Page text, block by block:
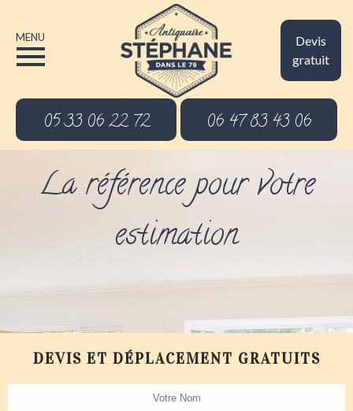
Devis
gratuit
MENU
05 33 06 22 72 06 47 83 43 06
La référence pour votre
estimation
DEVIS ET DÉPLACEMENT GRATUITS